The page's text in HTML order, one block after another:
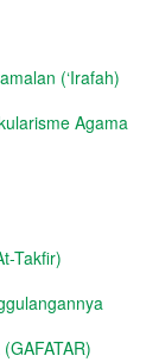
(‘Irafah)
Agama
Takfir)